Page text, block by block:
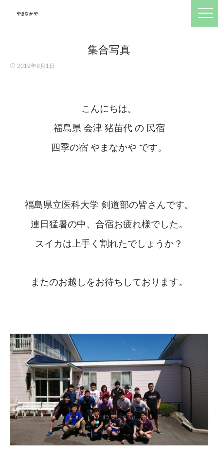
集合写真
2019年8月1日
こんにちは。
福島県 会津 猪苗代 の 民宿
四季の宿 やまなかや です。
福島県立医科大学 剣道部の皆さんです。
連日猛暑の中、合宿お疲れ様でした。
スイカは上手く割れたでしょうか？
またのお越しをお待ちしております。